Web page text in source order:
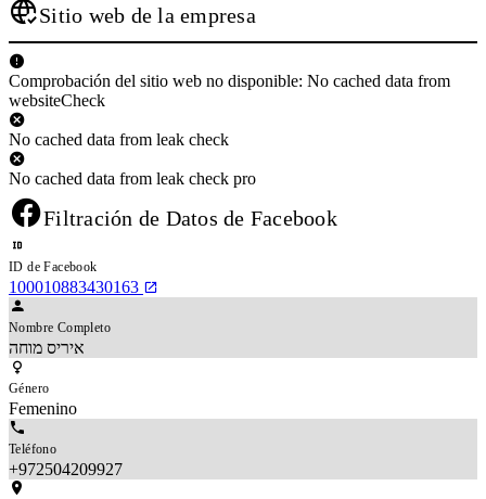
Sitio web de la empresa
Comprobación del sitio web no disponible: No cached data from
websiteCheck
No cached data from leak check
No cached data from leak check pro
Filtración de Datos de Facebook
ID de Facebook
100010883430163
Nombre Completo
איריס מוחה
Género
Femenino
Teléfono
+972504209927